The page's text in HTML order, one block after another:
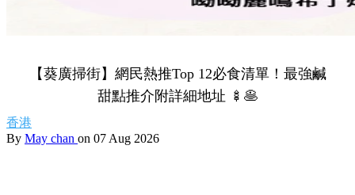
【葵廣掃街】網民熱推Top 12必食清單！最強鹹
甜點推介附詳細地址 🍢🥞
香港
By May chan on 07 Aug 2026